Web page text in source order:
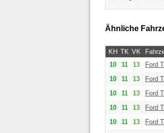
Ähnliche
KH TK VK
10
11 13 Ford
10
11 13 Ford
10
11 13 Ford
10
11 13 Ford
10
11 13 Ford